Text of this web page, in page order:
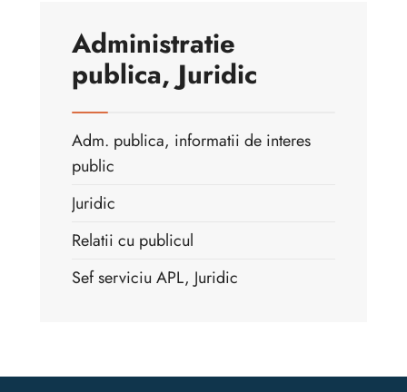
Administratie
publica, Juridic
Adm. publica, informatii de interes
public
Juridic
Relatii cu publicul
Sef serviciu APL, Juridic